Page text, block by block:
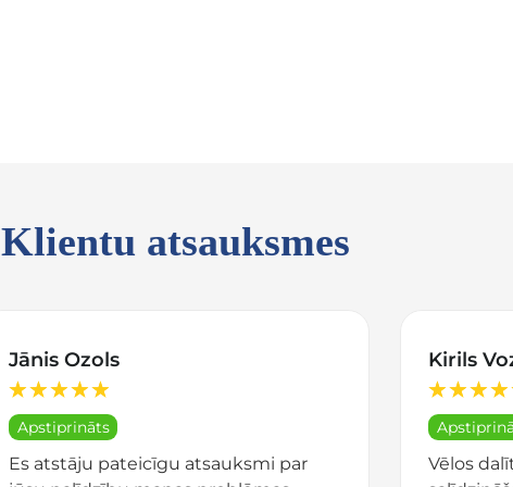
Klientu atsauksmes
Jānis Ozols
★★★★★
Apstiprināts
Es atstāju pateicīgu atsauksmi par
Kirils
★★★★
Vēlos